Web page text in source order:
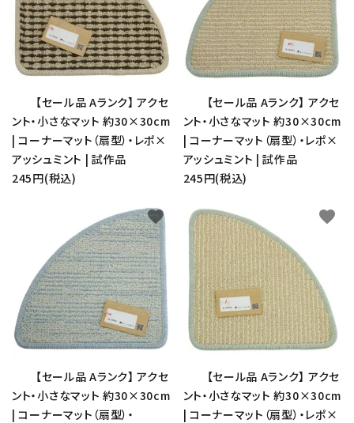
【セール品 Aランク】 アクセ
ント・小さなマット 約30×30cm
| コーナーマット（扇型）・レポ×
アッシュミント | 試作品
245円(税込)
【セール品 Aランク】 アクセ
ント・小さなマット 約30×30cm
| コーナーマット（扇型）・レポ×
アッシュミント | 試作品
245円(税込)
【セール品 Aランク】 アクセ
ント・小さなマット 約30×30cm
| コーナーマット（扇型）・
favorite
【セール品 Aランク】 アクセ
ント・小さなマット 約30×30cm
| コーナーマット（扇型）・レポ×
favorite
キーワード
カテゴリー
検索する
close